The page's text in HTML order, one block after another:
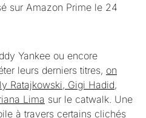
sur Amazon Prime le 24
Yankee ou encore
leurs derniers titres, on
Ratajkowski, Gigi Hadid,
Lima sur le catwalk. Une
à travers certains clichés